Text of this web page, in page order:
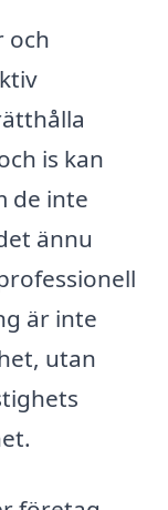
och
is kan
de inte
ännu
är inte
utan